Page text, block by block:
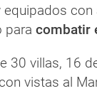
para combatir
30 villas, 16
vistas al